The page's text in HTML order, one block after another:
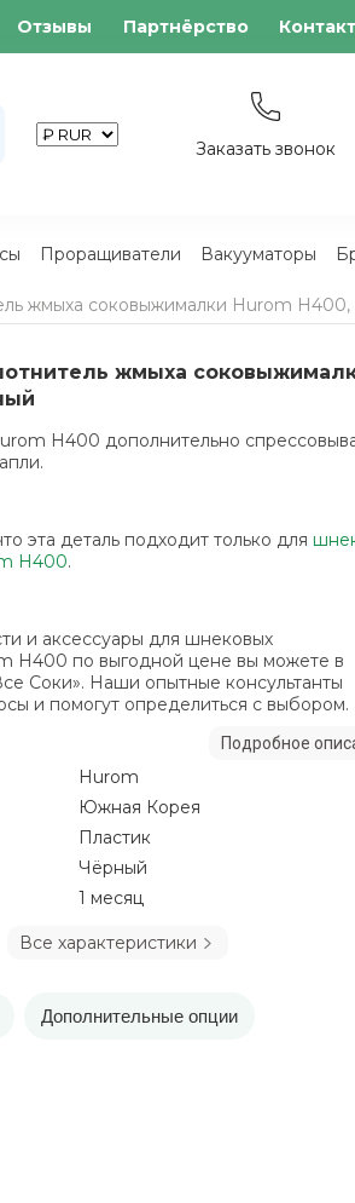
Отзывы Партнёрство
Заказать звонок
Проращиватели Вакууматоры
жмыха соковыжималки Hurom
жмыха
H400 дополнительно
эта деталь подходит только для
H400.
и аксессуары для шнековых
H400 по выгодной цене вы можете в
Соки». Наши опытные консультанты
и помогут определиться с выбором.
Подробное
Hurom
Южная Корея
Пластик
Чёрный
1 месяц
Все характеристики
Дополнительные опции